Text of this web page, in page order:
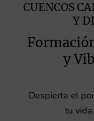
CUENCOS
Y
y
Despierta el
tu